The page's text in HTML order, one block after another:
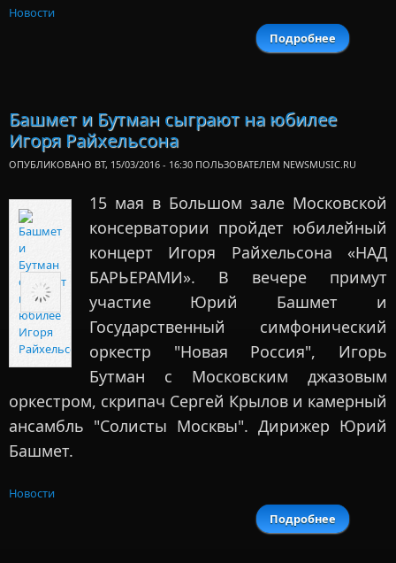
Новости
Подробнее
Башмет и Бутман сыграют на юбилее
Игоря Райхельсона
ОПУБЛИКОВАНО ВТ, 15/03/2016 - 16:30 ПОЛЬЗОВАТЕЛЕМ NEWSMUSIC.RU
15 мая в Большом зале Московской
консерватории пройдет юбилейный
концерт Игоря Райхельсона «НАД
БАРЬЕРАМИ». В вечере примут
участие Юрий Башмет и
Государственный симфонический
оркестр "Новая Россия", Игорь
Бутман c Московским джазовым
оркестром, скрипач Сергей Крылов и камерный
ансамбль "Солисты Москвы". Дирижер Юрий
Башмет.
Новости
Подробнее
о